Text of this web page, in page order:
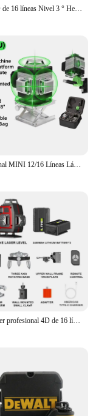
Láser 4D de 16 líneas Nivel 3 ° Herramienta de nivelación con función autonivelante, línea de pegatinas de pared de suelo omnidireccional con soporte para trípode
Profesional MINI 12/16 Líneas Láser de Nivel 4D Automático 3 ° Nivel láser de pared con palo para colocación de líneas, herramienta de construcción
Nivel láser profesional 4D de 16 líneas automático 3 ° Poste de sujeción de línea Pared 360 Horizontal y Vertical Super power Green Beam